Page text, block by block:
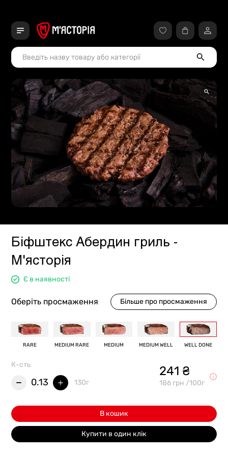
Біфштекс Абердин гриль -
М'ясторія
Є в наявності
Оберіть просмаження Більше про просмаження
RARE MEDIUM RARE MEDIUM MEDIUM WELL WELL DONE
К-сть
0.13 130г
241 ₴
186 грн /100г
В кошик
Купити в один клік